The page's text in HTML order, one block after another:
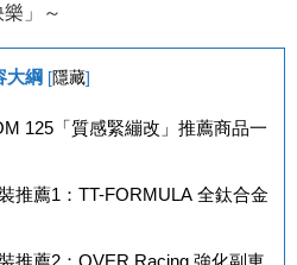
」～
大綱 [隱藏]
125「質感緊繃改」推薦商品一
推薦1：TT-FORMULA 全鈦合金
推薦2：OVER Racing 強化副車